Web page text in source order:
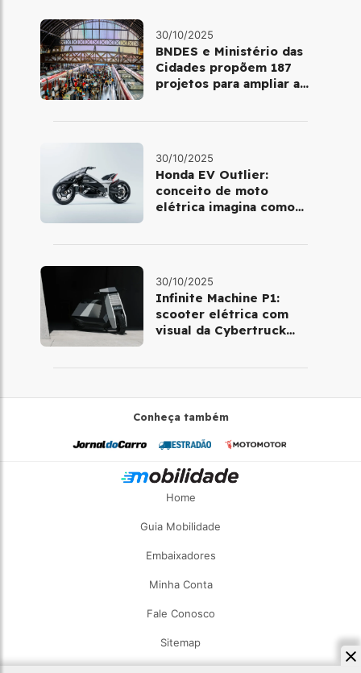
30/10/2025
BNDES e Ministério das
Cidades propõem 187
projetos para ampliar a
30/10/2025
Honda EV Outlier:
conceito de moto
elétrica imagina como
30/10/2025
Infinite Machine P1:
scooter elétrica com
visual da Cybertruck
Conheça também
Home
Guia Mobilidade
Embaixadores
Minha Conta
Fale Conosco
Sitemap